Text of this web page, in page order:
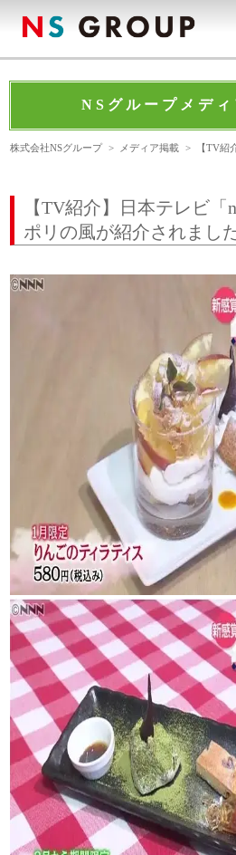
NSグループメディ
株式会社NSグループ > メディア掲載 > 【TV紹
【TV紹介】日本テレビ「
ポリの風が紹介されまし